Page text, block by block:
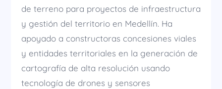
de terreno para proyectos de infraestructura
y gestión del territorio en Medellín. Ha
apoyado a constructoras concesiones viales
y entidades territoriales en la generación de
cartografía de alta resolución usando
tecnología de drones y sensores